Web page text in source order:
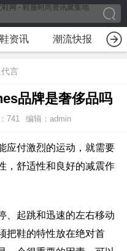
资讯 潮流快报
言
品牌是奢侈品吗
741 编辑：admin
应付激烈的运动，就需要
，舒适性和良好的减震作
、起跳和迅速的左右移动
把鞋的特性放在绝对首